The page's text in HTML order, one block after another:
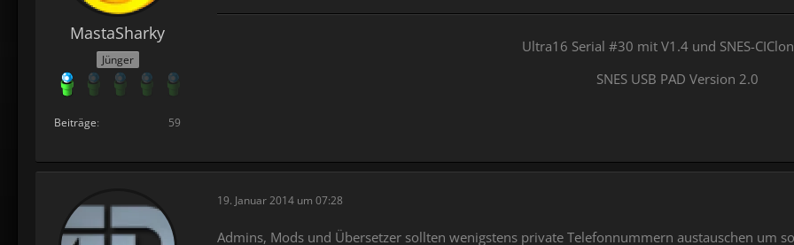
MastaSharky
Jünger
Beiträge 59
Ultra16 Serial #30 mit V1.4 und SNES-
SNES USB PAD Version 2.0
19. Januar 2014 um 07:28
Admins, Mods und Übersetzer sollten wenigstens private Telefonnummern austauschen um